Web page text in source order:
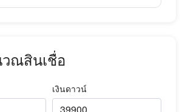
วณสินเชื่อ
เงินดาวน์